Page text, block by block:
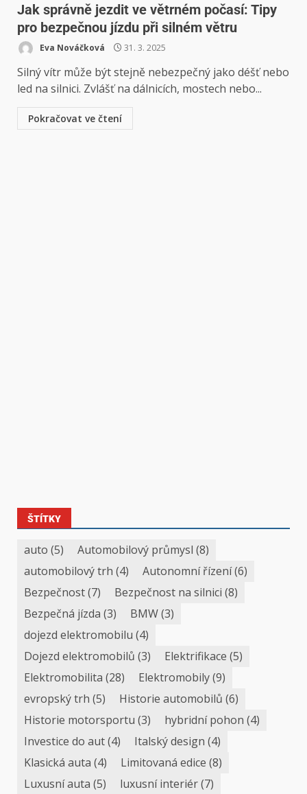
Jak správně jezdit ve větrném počasí: Tipy
pro bezpečnou jízdu při silném větru
Eva Nováčková 31. 3. 2025
Silný vítr může být stejně nebezpečný jako déšť nebo
led na silnici. Zvlášť na dálnicích, mostech nebo...
Pokračovat ve čtení
ŠTÍTKY
auto (5) Automobilový průmysl (8)
automobilový trh (4) Autonomní řízení(6)
Bezpečnost(7) Bezpečnost na silnici (8)
Bezpečná jízda (3) BMW(3)
dojezd elektromobilu (4)
Dojezd elektromobilů (3) Elektrifikace (5)
Elektromobilita (28) Elektromobily(9)
evropský trh (5) Historie automobilů (6)
Historie motorsportu (3) hybridní pohon (4)
Investice do aut(4) Italský design (4)
Klasická auta (4) Limitovaná edice (8)
Luxusní auta (5) luxusní interiér(7)